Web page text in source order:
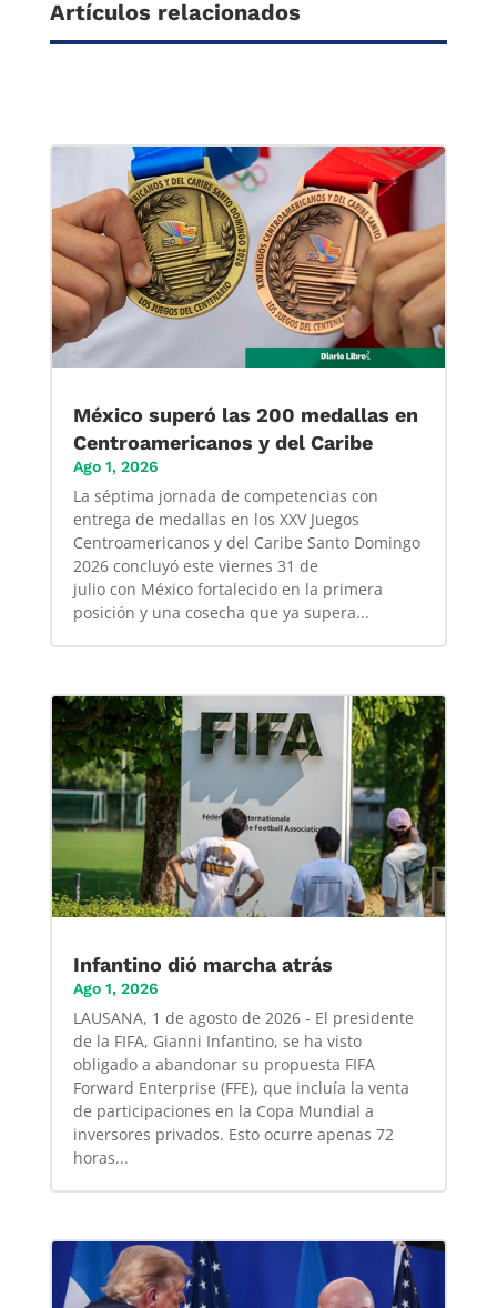
Artículos relacionados
México superó las 200 medallas en
Centroamericanos y del Caribe
Ago 1, 2026
La séptima jornada de competencias con
entrega de medallas en los XXV Juegos
Centroamericanos y del Caribe Santo Domingo
2026 concluyó este viernes 31 de
julio con México fortalecido en la primera
posición y una cosecha que ya supera...
Infantino dió marcha atrás
Ago 1, 2026
LAUSANA, 1 de agosto de 2026 - El presidente
de la FIFA, Gianni Infantino, se ha visto
obligado a abandonar su propuesta FIFA
Forward Enterprise (FFE), que incluía la venta
de participaciones en la Copa Mundial a
inversores privados. Esto ocurre apenas 72
horas...